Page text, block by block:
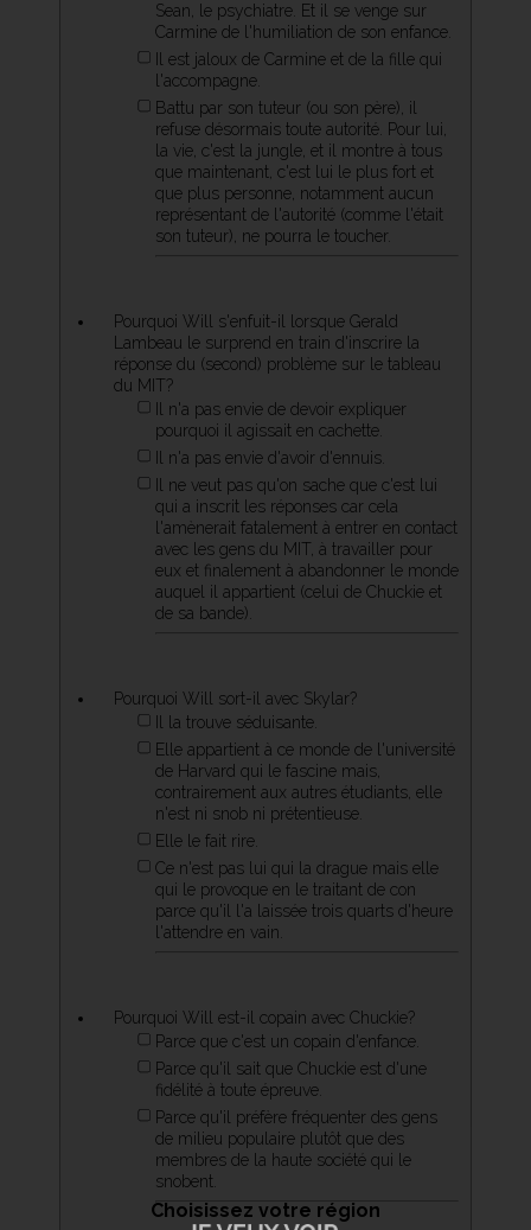
Sean, le psychiatre. Et il se venge sur
Carmine de l'humiliation de son enfance.
Il est jaloux de Carmine et de la fille qui
l'accompagne.
Battu par son tuteur (ou son père), il
refuse désormais toute autorité. Pour lui,
la vie, c'est la jungle, et il montre à tous
que maintenant, c'est lui le plus fort et
que plus personne, notamment aucun
représentant de l'autorité (comme l'était
son tuteur), ne pourra le toucher.
Pourquoi Will s'enfuit-il lorsque Gerald
Lambeau le surprend en train d'inscrire la
réponse du (second) problème sur le tableau
du MIT?
Il n'a pas envie de devoir expliquer
pourquoi il agissait en cachette.
Il n'a pas envie d'avoir d'ennuis.
Il ne veut pas qu'on sache que c'est lui
qui a inscrit les réponses car cela
l'amènerait fatalement à entrer en contact
avec les gens du MIT, à travailler pour
eux et finalement à abandonner le monde
auquel il appartient (celui de Chuckie et
de sa bande).
Pourquoi Will sort-il avec Skylar?
Il la trouve séduisante.
Elle appartient à ce monde de l'université
de Harvard qui le fascine mais,
contrairement aux autres étudiants, elle
n'est ni snob ni prétentieuse.
Elle le fait rire.
Ce n'est pas lui qui la drague mais elle
qui le provoque en le traitant de con
parce qu'il l'a laissée trois quarts d'heure
l'attendre en vain.
Pourquoi Will est-il copain avec Chuckie?
Parce que c'est un copain d'enfance.
Parce qu'il sait que Chuckie est d'une
fidélité à toute épreuve.
Parce qu'il préfère fréquenter des gens
de milieu populaire plutôt que des
membres de la haute société qui le
snobent.
Choisissez votre région